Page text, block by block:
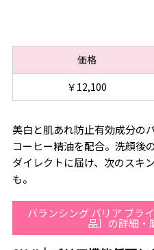
価格
￥12,100
美白と肌あれ防止有効成分の
コーヒー精油を配合。洗顔後
ダイレクトに届け、次のスキ
も。
バランシング バリア ブラ
品］の詳細・